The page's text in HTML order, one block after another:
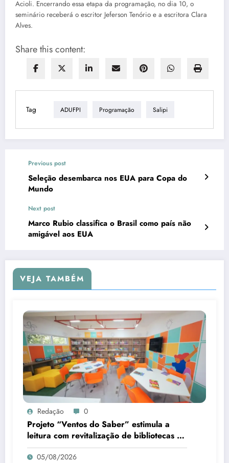
Acioli. Encerrando essa etapa da programação, no dia 10, o
seminário receberá o escritor Jeferson Tenório e a escritora Clara
Alves.
Share this content:
Tag ADUFPI Programação Salipi
Previous post
Seleção desembarca nos EUA para Copa do
Mundo
Next post
Marco Rubio classifica o Brasil como país não
amigável aos EUA
VEJA TAMBÉM
Redação 0
Projeto “Ventos do Saber” estimula a
leitura com revitalização de bibliotecas no
Piauí
05/08/2026